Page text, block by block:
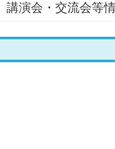
講演会・交流会等